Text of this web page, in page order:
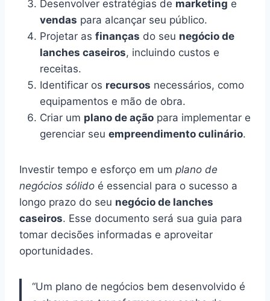
Desenvolver estratégias de marketing e
vendas para alcançar seu público.
Projetar as finanças do seu negócio de
lanches caseiros, incluindo custos e
receitas.
Identificar os recursos necessários, como
equipamentos e mão de obra.
Criar um plano de ação para implementar e
gerenciar seu empreendimento culinário.
Investir tempo e esforço em um plano de
negócios sólido é essencial para o sucesso a
longo prazo do seu negócio de lanches
caseiros. Esse documento será sua guia para
tomar decisões informadas e aproveitar
oportunidades.
“Um plano de negócios bem desenvolvido é